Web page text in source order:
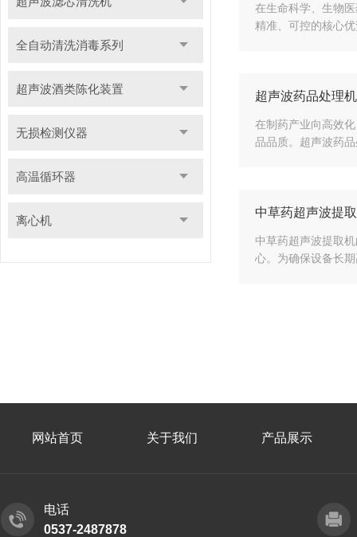
全自动清洗消毒系列
超声波酒类陈化装置
无损检测仪器
高温循环器
离心机
在生命科学、生物
精准、可控的核心
超声波药品处理
在制药产业向高效
品品质。超声波药
中草药超声波提
中草药超声波提取
心‌。为确保设备长
网站首页 关于我们 产品展示
电话
0537-2487878